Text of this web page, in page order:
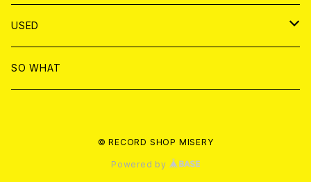
T-SHIRT & WEAR
DVD
BADGE
PATCH
USED
書籍
SO WHAT
© RECORD SHOP MISERY
Powered by